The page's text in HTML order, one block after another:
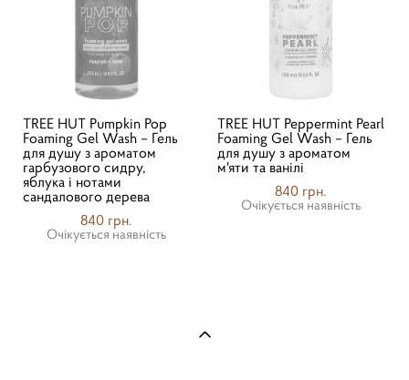
TREE HUT Pumpkin Pop
Foaming Gel Wash – Гель
для душу з ароматом
гарбузового сидру,
яблука і нотами
сандалового дерева
840 грн.
Очікується наявність
TREE HUT Peppermint Pearl
Foaming Gel Wash – Гель
для душу з ароматом
м'яти та ванілі
840 грн.
Очікується наявність